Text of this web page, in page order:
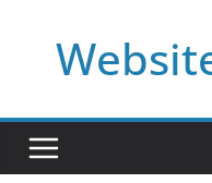
content